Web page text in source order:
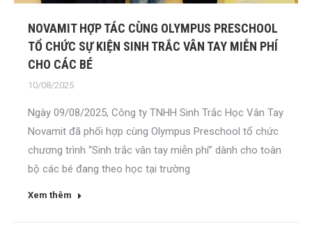
NOVAMIT HỢP TÁC CÙNG OLYMPUS PRESCHOOL
TỔ CHỨC SỰ KIỆN SINH TRẮC VÂN TAY MIỄN PHÍ
CHO CÁC BÉ
10/08/2025
Ngày 09/08/2025, Công ty TNHH Sinh Trắc Học Vân Tay
Novamit đã phối hợp cùng Olympus Preschool tổ chức
chương trình “Sinh trắc vân tay miễn phí” dành cho toàn
bộ các bé đang theo học tại trường
Xem thêm